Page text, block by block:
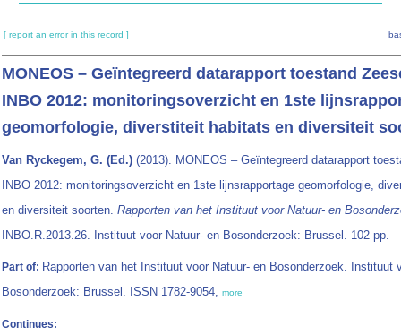
[ report an error in this record ]
MONEOS – Geïntegreerd datarapport toestand
INBO 2012: monitoringsoverzicht en 1ste
geomorfologie, diverstiteit habitats en diversiteit
Van Ryckegem, G. (Ed.) (2013). MONEOS – Geïntegreerd datarapport
INBO 2012: monitoringsoverzicht en 1ste lijnsrapportage geomorfologie,
en diversiteit soorten. Rapporten van het Instituut voor Natuur- en
INBO.R.2013.26. Instituut voor Natuur- en Bosonderzoek: Brussel. 102 pp.
Part of: Rapporten van het Instituut voor Natuur- en Bosonderzoek. Instituut
Bosonderzoek: Brussel. ISSN 1782-9054, more
Continues: